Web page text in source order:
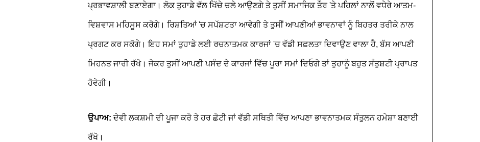
ਪ੍ਰਭਾਵਸ਼ਾਲੀ ਬਣਾਏਗਾ। ਲੋਕ ਤੁਹਾਡੇ ਵੱਲ ਖਿੱਚੇ ਚਲੇ ਆਉਣਗੇ ਤੇ ਤੁਸੀਂ ਸਮਾਜਿਕ ਤੌਰ 'ਤੇ ਪਹਿਲਾਂ ਨਾਲੋਂ ਵਧੇਰੇ ਆਤਮ-
ਵਿਸ਼ਵਾਸ ਮਹਿਸੂਸ ਕਰੋਗੇ। ਰਿਸ਼ਤਿਆਂ 'ਚ ਸਪੱਸ਼ਟਤਾ ਆਵੇਗੀ ਤੇ ਤੁਸੀਂ ਆਪਣੀਆਂ ਭਾਵਨਾਵਾਂ ਨੂੰ ਬਿਹਤਰ ਤਰੀਕੇ ਨਾਲ
ਪ੍ਰਗਟ ਕਰ ਸਕੋਗੇ। ਇਹ ਸਮਾਂ ਤੁਹਾਡੇ ਲਈ ਰਚਨਾਤਮਕ ਕਾਰਜਾਂ 'ਚ ਵੱਡੀ ਸਫ਼ਲਤਾ ਦਿਵਾਉਣ ਵਾਲਾ ਹੈ, ਬੱਸ ਆਪਣੀ
ਮਿਹਨਤ ਜਾਰੀ ਰੱਖੋ। ਜੇਕਰ ਤੁਸੀਂ ਆਪਣੀ ਪਸੰਦ ਦੇ ਕਾਰਜਾਂ ਵਿੱਚ ਪੂਰਾ ਸਮਾਂ ਦਿਓਗੇ ਤਾਂ ਤੁਹਾਨੂੰ ਬਹੁਤ ਸੰਤੁਸ਼ਟੀ ਪ੍ਰਾਪਤ
ਹੋਵੇਗੀ।
ਉਪਾਅ:ਦੇਵੀ ਲਕਸ਼ਮੀ ਦੀ ਪੂਜਾ ਕਰੋ ਤੇ ਹਰ ਛੋਟੀ ਜਾਂ ਵੱਡੀ ਸਥਿਤੀ ਵਿੱਚ ਆਪਣਾ ਭਾਵਨਾਤਮਕ ਸੰਤੁਲਨ ਹਮੇਸ਼ਾ ਬਣਾਈ
ਰੱਖੋ।